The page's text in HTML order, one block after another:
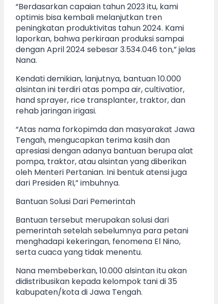
“Berdasarkan capaian tahun 2023 itu, kami
optimis bisa kembali melanjutkan tren
peningkatan produktivitas tahun 2024. Kami
laporkan, bahwa perkiraan produksi sampai
dengan April 2024 sebesar 3.534.046 ton,” jelas
Nana.
Kendati demikian, lanjutnya, bantuan 10.000
alsintan ini terdiri atas pompa air, cultivatior,
hand sprayer, rice transplanter, traktor, dan
rehab jaringan irigasi.
“Atas nama forkopimda dan masyarakat Jawa
Tengah, mengucapkan terima kasih dan
apresiasi dengan adanya bantuan berupa alat
pompa, traktor, atau alsintan yang diberikan
oleh Menteri Pertanian. Ini bentuk atensi juga
dari Presiden RI,” imbuhnya.
Bantuan Solusi Dari Pemerintah
Bantuan tersebut merupakan solusi dari
pemerintah setelah sebelumnya para petani
menghadapi kekeringan, fenomena El Nino,
serta cuaca yang tidak menentu.
Nana membeberkan, 10.000 alsintan itu akan
didistribusikan kepada kelompok tani di 35
kabupaten/kota di Jawa Tengah.